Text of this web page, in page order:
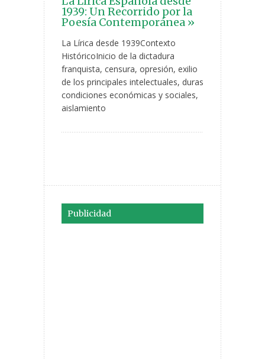
1939: Un Recorrido por la
Poesía Contemporánea »
La Lírica desde 1939Contexto
HistóricoInicio de la dictadura
franquista, censura, opresión, exilio
de los principales intelectuales, duras
condiciones económicas y sociales,
aislamiento
Publicidad